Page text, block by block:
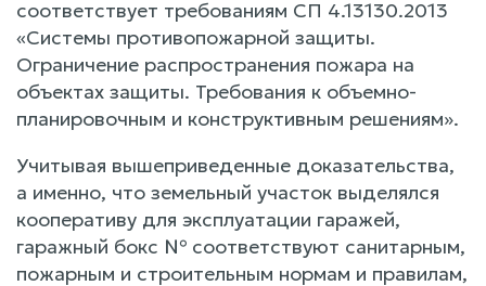
соответствует требованиям СП 4.13130.2013
«Системы противопожарной защиты.
Ограничение распространения пожара на
объектах защиты. Требования к объемно-
планировочным и конструктивным решениям».
Учитывая вышеприведенные доказательства,
а именно, что земельный участок выделялся
кооперативу для эксплуатации гаражей,
гаражный бокс № соответствуют санитарным,
пожарным и строительным нормам и правилам,